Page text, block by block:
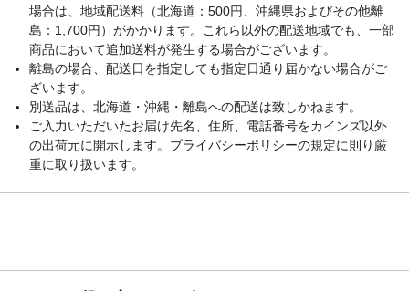
場合は、地域配送料（北海道：500円、沖縄県およびその他離
島：1,700円）がかかります。これら以外の配送地域でも、一部
商品において追加送料が発生する場合がございます。
離島の場合、配送日を指定しても指定日通り届かない場合がご
ざいます。
別送品は、北海道・沖縄・離島への配送は致しかねます。
ご入力いただいたお届け先名、住所、電話番号をカインズ以外
の出荷元に開示します。プライバシーポリシーの規定に則り厳
重に取り扱います。